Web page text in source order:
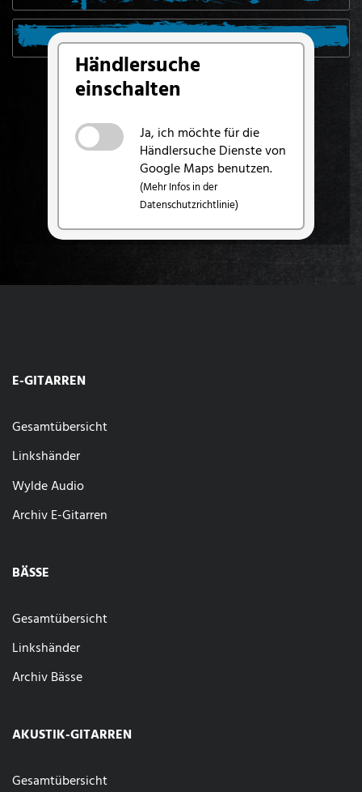
Händlersuche
einschalten
Ja, ich möchte für die
Händlersuche Dienste von
Google Maps benutzen.
(Mehr Infos in der
Datenschutzrichtlinie)
SUCHE VON MEINEM STANDORT AUS
E-GITARREN
Gesamtübersicht
Linkshänder
Wylde Audio
Archiv E-Gitarren
BÄSSE
Gesamtübersicht
Linkshänder
Archiv Bässe
AKUSTIK-GITARREN
Gesamtübersicht